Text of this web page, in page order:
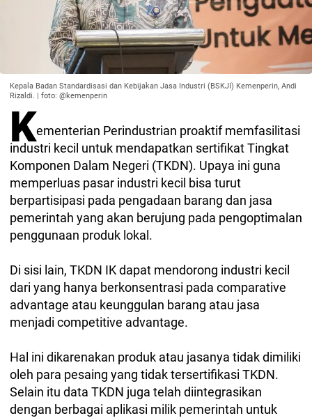
Kepala Badan Standardisasi dan Kebijakan Jasa Industri (BSKJI) Kemenperin, Andi
Rizaldi. | foto: @kemenperin
Kementerian Perindustrian proaktif memfasilitasi
industri kecil untuk mendapatkan sertifikat Tingkat
Komponen Dalam Negeri (TKDN). Upaya ini guna
memperluas pasar industri kecil bisa turut
berpartisipasi pada pengadaan barang dan jasa
pemerintah yang akan berujung pada pengoptimalan
penggunaan produk lokal.
Di sisi lain, TKDN IK dapat mendorong industri kecil
dari yang hanya berkonsentrasi pada comparative
advantage atau keunggulan barang atau jasa
menjadi competitive advantage.
Hal ini dikarenakan produk atau jasanya tidak dimiliki
oleh para pesaing yang tidak tersertifikasi TKDN.
Selain itu data TKDN juga telah diintegrasikan
dengan berbagai aplikasi milik pemerintah untuk